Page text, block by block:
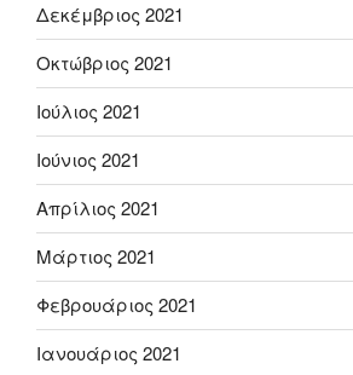
Δεκέμβριος 2021
Οκτώβριος 2021
Ιούλιος 2021
Ιούνιος 2021
Απρίλιος 2021
Μάρτιος 2021
Φεβρουάριος 2021
Ιανουάριος 2021